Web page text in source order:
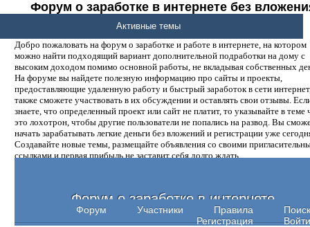
Форум о заработке в интернете без
денег.
Добро пожаловать на форум о заработке и работе в интернете, на котором
можно найти подходящий вариант дополнительной подработки на дому с
высоким доходом помимо основной работы, не вкладывая собственных
На форуме вы найдете полезную информацию про сайты и проекты,
предоставляющие удаленную работу и быстрый заработок в сети
также сможете участвовать в их обсуждении и оставлять свои отзывы.
знаете, что определенный проект или сайт не платит, то указывайте в теме
это лохотрон, чтобы другие пользователи не попались на развод. Вы
начать зарабатывать легкие деньги без вложений и регистрации уже
Создавайте новые темы, размещайте объявления со своими
ссылками и первая прибыль не заставит себя долго ждать.
Форум о заработке в интернете
Форум Участники Правила
Поиск
Регистрация
Войти
Активные темы